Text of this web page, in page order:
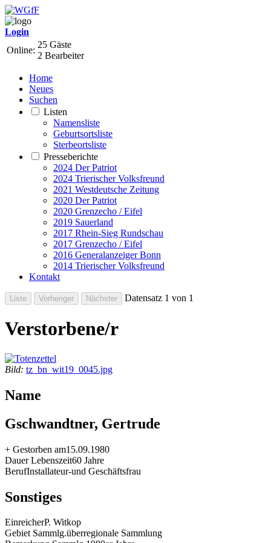
Login
Online:
25 Gäste
2 Bearbeiter
Home
Neues
Suchen
Listen
Namensliste
Geburtsortsliste
Sterbeortsliste
Presseberichte
2024 Der Patriot
2024 Trierischer Volksfreund
2021 Westdeutsche Zeitung
2020 Der Patriot
2020 Grenzecho / Eifel
2019 Sauerland
2017 Rhein-Sieg Rundschau
2017 Grenzecho / Eifel
2016 Generalanzeiger Bonn
2014 Trierischer Volksfreund
Kontakt
Datensatz 1 von 1
Verstorbene/r
Bild: tz_bn_wit19_0045.jpg
Name
Gschwandtner, Gertrude
+ Gestorben am15.09.1980
Dauer Lebenszeit60 Jahre
BerufInstallateur-und Geschäftsfrau
Sonstiges
EinreicherP. Witkop
Gebiet Sammlg.überregionale Sammlung